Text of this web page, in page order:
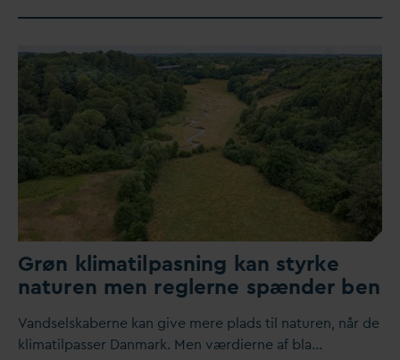
Grøn klimatilpasning kan styrke
naturen men reglerne spænder ben
Vandselskaberne kan give mere plads til naturen, når de
klimatilpasser Danmark. Men værdierne af bla…